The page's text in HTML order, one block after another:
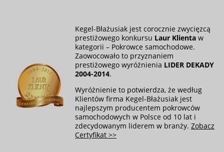
Kegel-Błażusiak jest corocznie zwycięzcą
prestiżowego konkursu Laur Klienta w
kategorii – Pokrowce samochodowe.
Zaowocowało to przyznaniem
prestiżowego wyróżnienia LIDER DEKADY
2004-2014.
Wyróżnienie to potwierdza, że według
Klientów firma Kegel-Błażusiak jest
najlepszym producentem pokrowców
samochodowych w Polsce od 10 lat i
zdecydowanym liderem w branży. Zobacz
Certyfikat >>